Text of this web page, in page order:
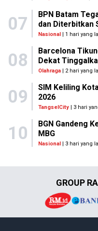
07
BPN Batam
dan Diterbitkan
Nasional| 1 hari yang
08
Barcelona
Dekat
Olahraga| 2 hari yang
09
SIM Keliling
2026
TangselCity| 3 hari
10
BGN Gandeng
MBG
Nasional| 3 hari yang
GROUP